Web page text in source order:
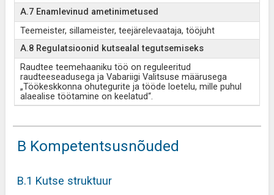
A.7 Enamlevinud ametinimetused
Teemeister, sillameister, teejärelevaataja, tööjuht
A.8 Regulatsioonid kutsealal tegutsemiseks
Raudtee teemehaaniku töö on reguleeritud
raudteeseadusega ja Vabariigi Valitsuse määrusega
„Töökeskkonna ohutegurite ja tööde loetelu, mille puhul
alaealise töötamine on keelatud“.
B Kompetentsusnõuded
B.1 Kutse struktuur